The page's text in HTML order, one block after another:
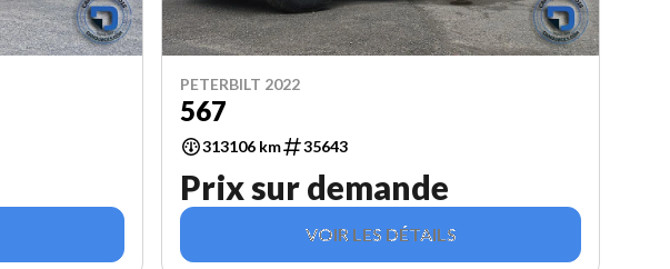
PETERBILT 2022
567
313106 km 35643
Prix sur demande
VOIR LES DÉTAILS